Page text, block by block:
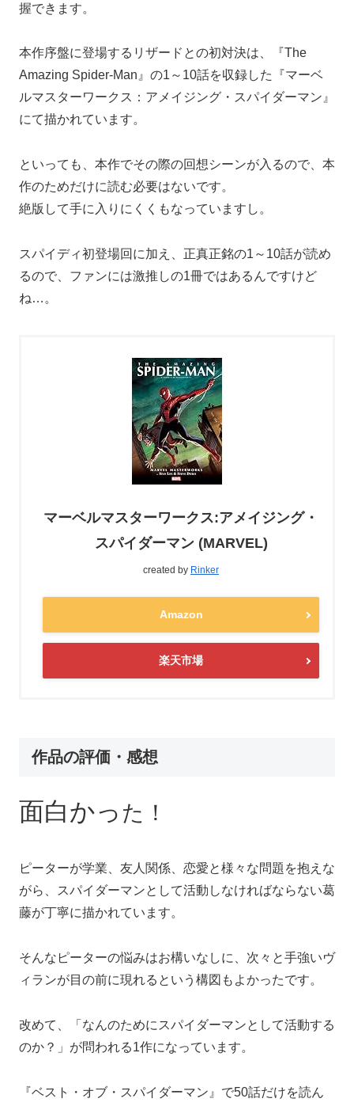
握できます。
本作序盤に登場するリザードとの初対決は、『The
Amazing Spider-Man』の1～10話を収録した『マーベ
ルマスターワークス：アメイジング・スパイダーマン』
にて描かれています。
といっても、本作でその際の回想シーンが入るので、本
作のためだけに読む必要はないです。
絶版して手に入りにくくもなっていますし。
スパイディ初登場回に加え、正真正銘の1～10話が読め
るので、ファンには激推しの1冊ではあるんですけど
ね…。
マーベルマスターワークス:アメイジング・
スパイダーマン (MARVEL)
created by Rinker
Amazon
楽天市場
作品の評価・感想
面白かった！
ピーターが学業、友人関係、恋愛と様々な問題を抱えな
がら、スパイダーマンとして活動しなければならない葛
藤が丁寧に描かれています。
そんなピーターの悩みはお構いなしに、次々と手強いヴ
ィランが目の前に現れるという構図もよかったです。
改めて、「なんのためにスパイダーマンとして活動する
のか？」が問われる1作になっています。
『ベスト・オブ・スパイダーマン』で50話だけを読ん